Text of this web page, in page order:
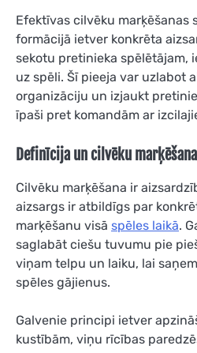
Efektīvas cilvēku
formācijā ietver konkrēta
sekotu pretinieka spēlētājam,
uz spēli. Šī pieeja var uzlabot
organizāciju un izjaukt
īpaši pret komandām ar
Definīcija un cilvēku
Cilvēku marķēšana ir
aizsargs ir atbildīgs par
marķēšanu visā spēles laikā.
saglabāt ciešu tuvumu pie
viņam telpu un laiku, lai
spēles gājienus.
Galvenie principi ietver
kustībām, viņu rīcības